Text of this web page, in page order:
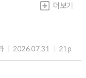
더보기
2026.07.31 21p